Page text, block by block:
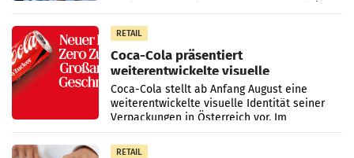
RETAIL
Coca-Cola präsentiert
weiterentwickelte visuelle
Markenidentität
Coca-Cola stellt ab Anfang August eine
weiterentwickelte visuelle Identität seiner
Verpackungen in Österreich vor. Im
Mittelpunkt des Redesigns stehen zentrale
Gestaltungselemente
RETAIL